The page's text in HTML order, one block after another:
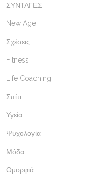
ΣΥΝΤΑΓΕΣ
New Age
Σχέσεις
Fitness
Life Coaching
Σπίτι
Υγεία
Ψυχολογία
Μόδα
Ομορφιά